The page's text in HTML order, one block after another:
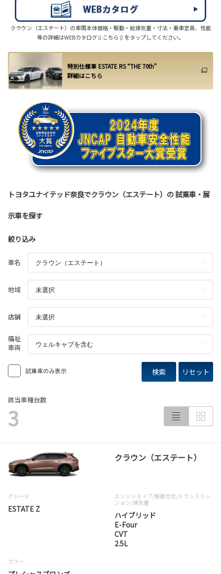
クラウン（エステート）の車両本体価格・駆動・総排気量・寸法・乗車定員、性能
等の詳細はWEBカタログ⇧こちら⇧をタップしてください。
特別仕様車 ESTATE RS “THE 70th”
詳細はこちら
トヨタユナイテッド奈良でクラウン（エステート）の 試乗車・展
示車を探す
絞り込み
車名
地域
店舗
福祉
車両
試乗車のみ表示 検索 リセット
該当車種台数
3
クラウン（エステート）
グレード
ESTATE Z
エンジンタイプ/駆動方式/トランスミッ
ション/排気量
ハイブリッド
E-Four
CVT
2.5L
カラー